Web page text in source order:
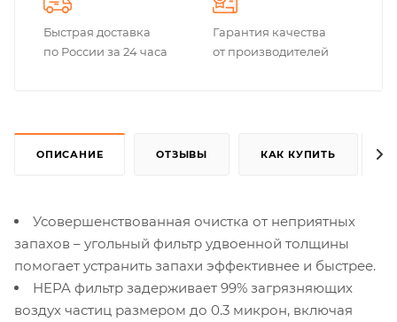
Быстрая доставка
по России за 24 часа
Гарантия качества
от производителей
ОПИСАНИЕ ОТЗЫВЫ КАК КУПИТЬ
Усовершенствованная очистка от неприятных
запахов – угольный фильтр удвоенной толщины
помогает устранить запахи эффективнее и быстрее.
HEPA фильтр задерживает 99% загрязняющих
воздух частиц размером до 0.3 микрон, включая